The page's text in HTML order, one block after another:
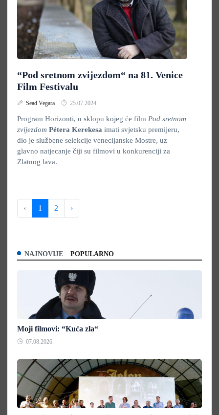
“Pod sretnom zvijezdom“ na 81. Venice
Film Festivalu
Sead Vegara 25.07.2024.
Program Horizonti, u sklopu kojeg će film Pod sretnom
zvijezdom Pétera Kerekesa imati svjetsku premijeru,
dio je službene selekcije venecijanske Mostre, uz
glavno natjecanje čiji su filmovi u konkurenciji za
Zlatnog lava.
‹ 1 2 ›
NAJNOVIJE POPULARNO
Moji filmovi: “Kuća zla“
07.08.2026.